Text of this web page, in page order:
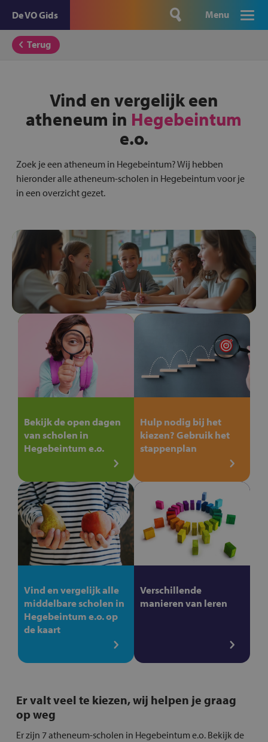
De VO Gids Menu
Terug
Vind en vergelijk een
atheneum in Hegebeintum
e.o.
Zoek je een atheneum in Hegebeintum? Wij hebben
hieronder alle atheneum-scholen in Hegebeintum voor je
in een overzicht gezet.
Bekijk de open dagen
van scholen in
Hegebeintum e.o.
Hulp nodig bij het
kiezen? Gebruik het
stappenplan
Vind en vergelijk alle
middelbare scholen in
Hegebeintum e.o. op
de kaart
Verschillende
manieren van leren
Er valt veel te kiezen, wij helpen je graag
op weg
Er zijn 7 atheneum-scholen in Hegebeintum e.o. Bekijk de